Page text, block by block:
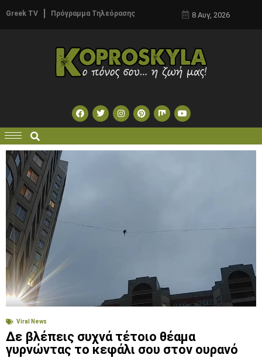
Greek TV Πρόγραμμα Τηλεόρασης 8 Αυγ, 2026
Viral News
Δε βλέπεις συχνά τέτοιο θέαμα
γυρνώντας το κεφάλι σου στον ουρανό